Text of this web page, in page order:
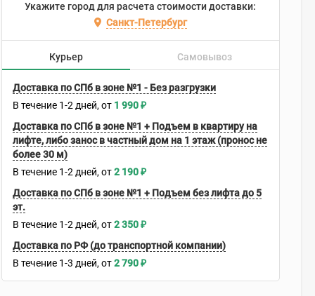
Укажите город для расчета стоимости доставки:
Санкт-Петербург
Курьер Самовывоз
Доставка по СПб в зоне №1 - Без разгрузки
В течение 1-2 дней 1 990₽
Доставка по СПб в зоне №1 + Подъем в квартиру на
лифте, либо занос в частный дом на 1 этаж (пронос не
более 30 м)
В течение 1-2 дней 2 190₽
Доставка по СПб в зоне №1 + Подъем без лифта до 5
эт.
В течение 1-2 дней 2 350₽
Доставка по РФ (до транспортной компании)
В течение 1-3 дней 2 790₽